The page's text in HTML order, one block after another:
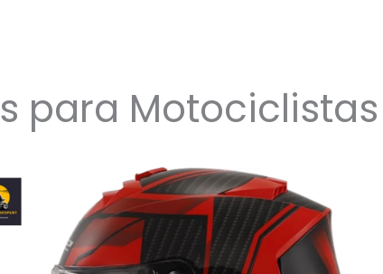
para Motociclistas